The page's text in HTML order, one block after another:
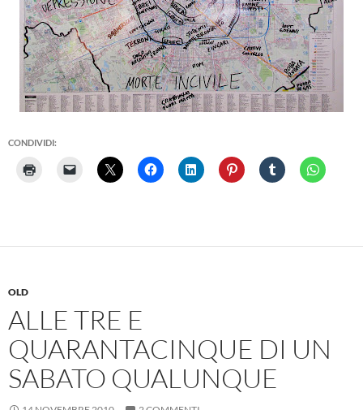
CONDIVIDI:
OLD
ALLE TRE E
QUARANTACINQUE DI UN
SABATO QUALUNQUE